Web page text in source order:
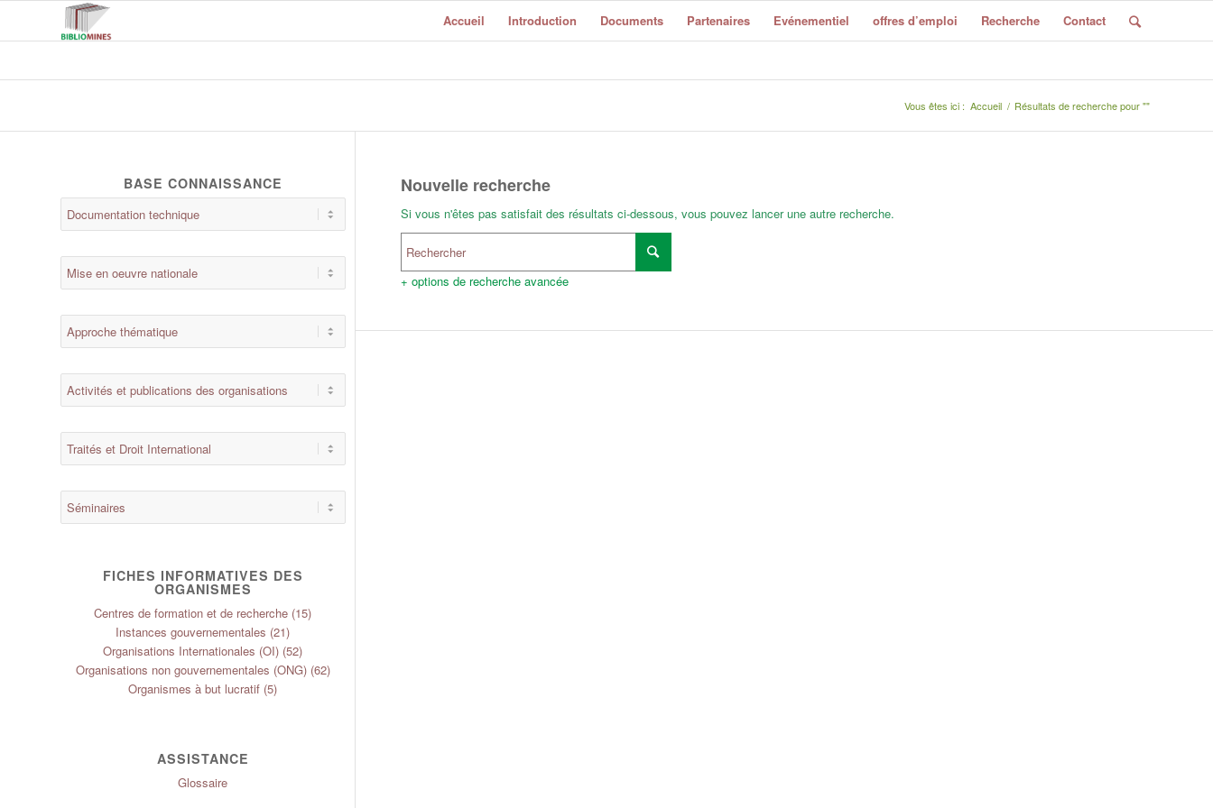
Accueil Introduction Documents Partenaires Evénementiel offres d’emploi Recherche Contact
Vous êtes ici : Accueil / Résultats de recherche pour ""
Nouvelle recherche
Si vous n'êtes pas satisfait des résultats ci-dessous, vous pouvez lancer une autre recherche.
+ options de recherche avancée
BASE CONNAISSANCE
FICHES INFORMATIVES DES
ORGANISMES
Centres de formation et de recherche (15)
Instances gouvernementales (21)
Organisations Internationales (OI) (52)
Organisations non gouvernementales (ONG)(62)
Organismes à but lucratif (5)
ASSISTANCE
Glossaire